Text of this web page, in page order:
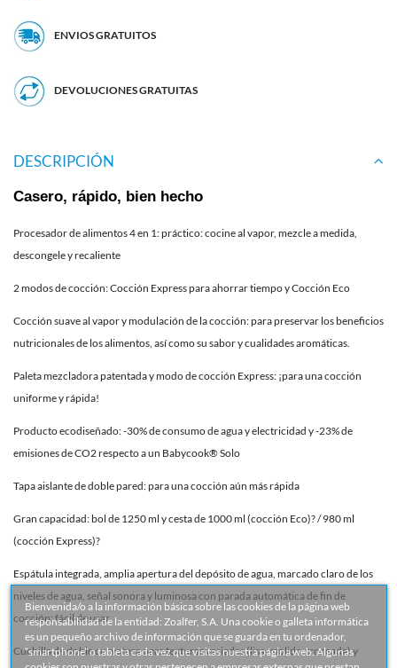
Bienvenida/o a la información básica sobre las cookies de la página web
responsabilidad de la entidad: Zoalfer, S.A. Una cookie o galleta informática
es un pequeño archivo de información que se guarda en tu ordenador,
“smartphone” o tableta cada vez que visitas nuestra página web. Algunas
ENVIOS GRATUITOS
DEVOLUCIONES GRATUITAS
DESCRIPCIÓN
Casero, rápido, bien hecho
Procesador de alimentos 4 en 1: práctico: cocine al vapor, mezcle a medida,
descongele y recaliente
2 modos de cocción: Cocción Express para ahorrar tiempo y Cocción Eco
Cocción suave al vapor y modulación de la cocción: para preservar los beneficios
nutricionales de los alimentos, así como su sabor y cualidades aromáticas.
Paleta mezcladora patentada y modo de cocción Express: ¡para una cocción
uniforme y rápida!
Producto ecodiseñado: -30% de consumo de agua y electricidad y -23% de
emisiones de CO2 respecto a un Babycook® Solo
Tapa aislante de doble pared: para una cocción aún más rápida
Gran capacidad: bol de 1250 ml y cesta de 1000 ml (cocción Eco)? / 980 ml
(cocción Express)?
Espátula integrada, amplia apertura del depósito de agua, marcado claro de los
niveles de agua, señal sonora y luminosa con parada automática de fin de
cocción: fácil deusar
Cuchilla de doble curvatura para texturas variadas (lisa, molida, troceada) y